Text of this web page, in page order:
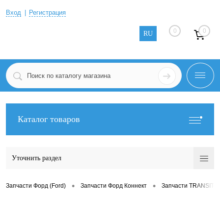
Вход Регистрация
RU 0 0
Каталог товаров
Уточнить раздел
Запчасти Форд (Ford) • Запчасти Форд Коннект • Запчасти TRANSIT